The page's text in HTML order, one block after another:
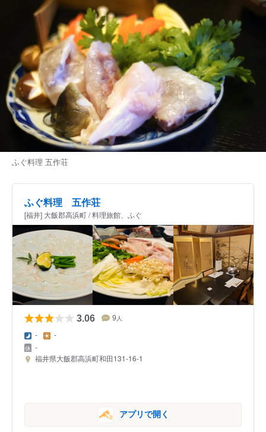
ふぐ料理 五作荘
ふぐ料理 五作荘
[福井] 大飯郡高浜町 / 料理旅館、ふぐ
3.06 9 人
- -
-
福井県大飯郡高浜町和田131-16-1
アプリで開く